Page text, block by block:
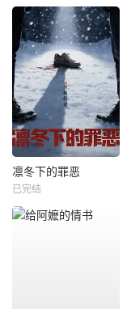
凛冬下的罪恶
已完结